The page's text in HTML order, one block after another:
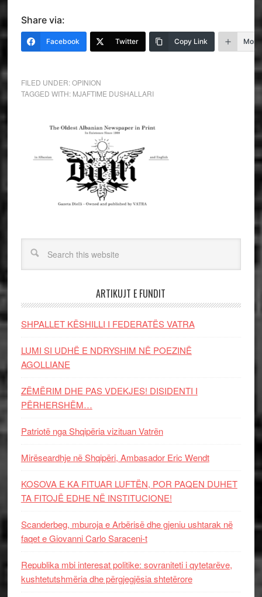
Share via:
Facebook Twitter Copy Link More
FILED UNDER:OPINION
TAGGED WITH: MJAFTIME DUSHALLARI
ARTIKUJT E FUNDIT
SHPALLET KËSHILLI I FEDERATËS VATRA
LUMI SI UDHË E NDRYSHIM NË POEZINË
AGOLLIANE
ZËMËRIM DHE PAS VDEKJES! DISIDENTI I
PËRHERSHËM…
Patriotë nga Shqipëria vizituan Vatrën
Mirëseardhje në Shqipëri, Ambasador Eric Wendt
KOSOVA E KA FITUAR LUFTËN, POR PAQEN DUHET
TA FITOJË EDHE NË INSTITUCIONE!
Scanderbeg, mburoja e Arbërisë dhe gjeniu ushtarak në
faqet e Giovanni Carlo Saraceni-t
Republika mbi interesat politike: sovraniteti i qytetarëve,
kushtetutshmëria dhe përgjegjësia shtetërore